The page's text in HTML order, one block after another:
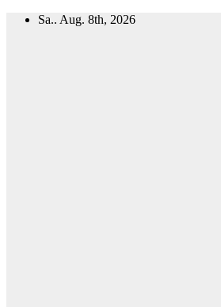
Zum
Sa.. Aug. 8th, 2026